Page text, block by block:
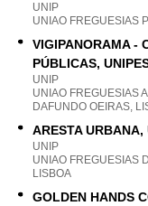
UNIP
UNIAO FREGUESIAS
VIGIPANORAMA -
PÚBLICAS,
UNIP
UNIAO FREGUESIAS
DAFUNDO OEIRAS,
ARESTA
UNIP
UNIAO FREGUESIAS
LISBOA
GOLDEN HANDS